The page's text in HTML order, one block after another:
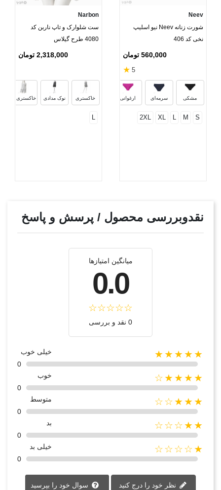
Neev
شورت زنانه Neev نیو اسلیپ
نخی کد 406
560,000 تومان
5
★
مشکی سرمه‌ای ارغوانی
بنفش ملانژ
S
M
L
XL
2XL
Narbon
ست شلوارک و تاپ ناربن کد
4080 طرح گیلاس
2,318,000 تومان
خاکستری نوک مدادی
L
نقدوبررسی محصول / پرسش و پاسخ
میانگین امتیازها
0.0
0 نقد و بررسی
★★★★★
خیلی خوب
0
★★★★☆
خوب
0
★★★☆☆
متوسط
0
★★☆☆☆
بد
0
★☆☆☆☆
خیلی بد
0
سوال خود را بپرسید